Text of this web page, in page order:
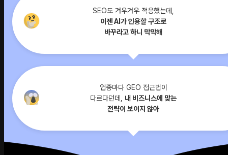
SEO도 겨우겨우 적응했는데,
이젠 AI가 인용할 구조로
바꾸라고 하니 막막해
업종마다 GEO 접근법이
다르다던데, 내 비즈니스에 맞는
전략이 보이지 않아